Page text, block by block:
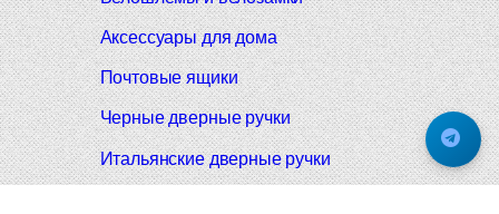
Аксессуары для дома
Почтовые ящики
Черные дверные ручки
Итальянские дверные ручки